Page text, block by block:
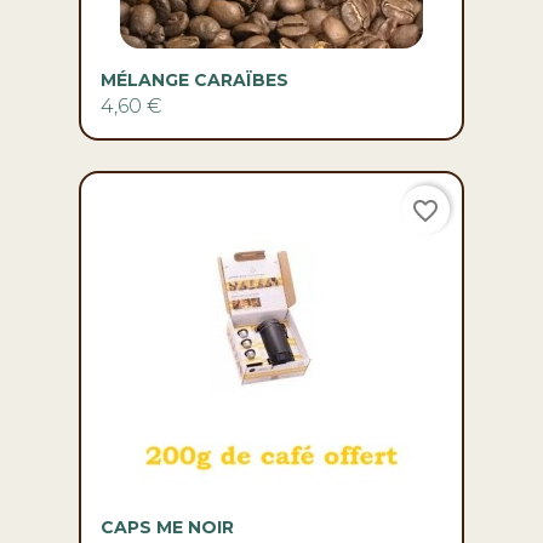
MÉLANGE CARAÏBES
4,60 €
CAPS ME NOIR
favorite_border